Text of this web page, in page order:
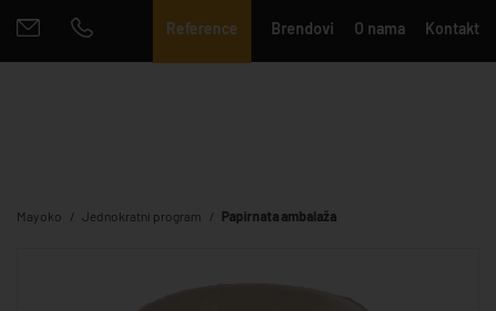
Reference Brendovi O nama Kontakt
Mayoko Jednokratni program Papirnata ambalaža